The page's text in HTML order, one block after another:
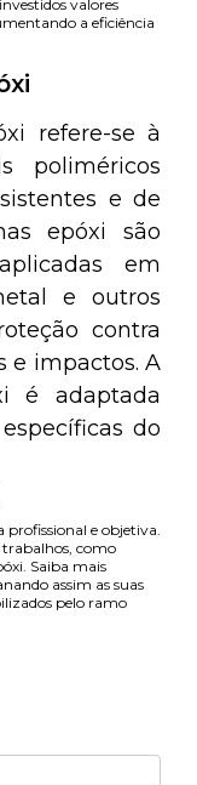
valores
a eficiência
refere-se à
poliméricos
e de
epóxi são
em
e outros
contra
e impactos. A
é adaptada
do
e objetiva.
como
Saiba mais
assim as suas
pelo ramo